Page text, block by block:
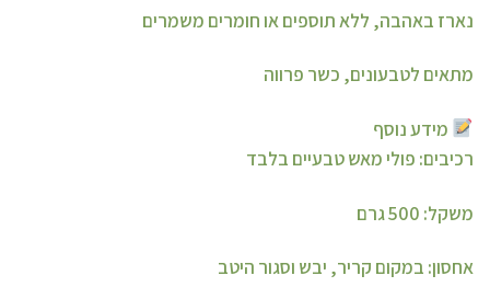
נארז באהבה, ללא תוספים או חומרים משמרים
מתאים לטבעונים, כשר פרווה
מידע נוסף
רכיבים: פולי מאש טבעיים בלבד
משקל: 500 גרם
אחסון: במקום קריר, יבש וסגור היטב